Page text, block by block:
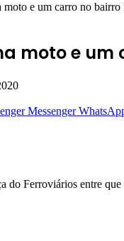
e um carro no bairro
moto e
Messenger
do Ferroviários entre